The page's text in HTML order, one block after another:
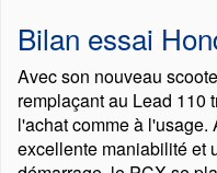
Bilan essai
Avec son nouveau
remplaçant au Lead 110
l'achat comme à
excellente maniabilité et